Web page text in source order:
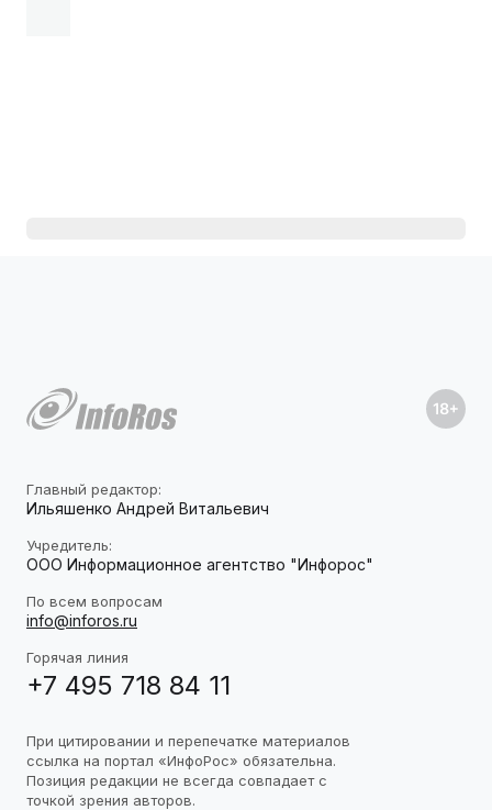
Главный редактор:
Ильяшенко Андрей Витальевич
Учредитель:
ООО Информационное агентство "Инфорос"
По всем вопросам
info@inforos.ru
Горячая линия
+7 495 718 84 11
При цитировании и перепечатке материалов
ссылка на портал «ИнфоРос» обязательна.
Позиция редакции не всегда совпадает с
точкой зрения авторов.